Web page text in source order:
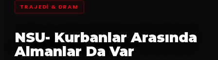
TRAJEDI & DRAM
NSU- Kurbanlar Arasında
Almanlar Da Var